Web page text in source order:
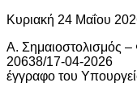
Κυριακή 24 Μαΐου
Α. Σημαιοστολισμός
20638/17-04-2026
έγγραφο του